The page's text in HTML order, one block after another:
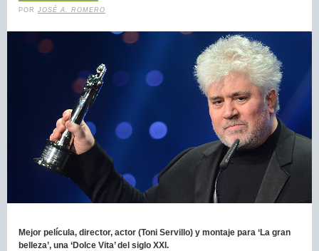
POR JOSÉ A. ROMERO
Mejor película, director, actor (Toni Servillo) y montaje para ‘La gran
belleza’, una ‘Dolce Vita’ del siglo XXI.